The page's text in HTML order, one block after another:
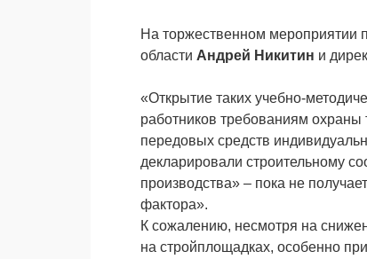
На торжественном мероприятии
области Андрей Никитин и
«Открытие таких учебно-
работников требованиям
передовых средств
декларировали строительному
производства» – пока не
фактора».
К сожалению, несмотря на
на стройплощадках, особенно